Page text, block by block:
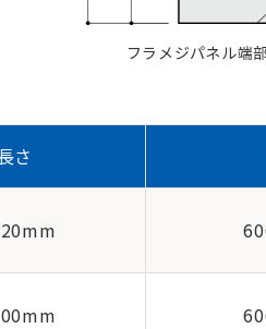
フラメジパネル端
さ